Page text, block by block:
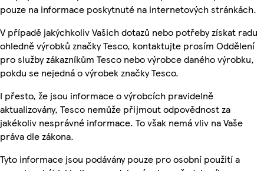
pouze na informace poskytnuté na internetových stránkách.
V případě jakýchkoliv Vašich dotazů nebo potřeby získat radu
ohledně výrobků značky Tesco, kontaktujte prosím Oddělení
pro služby zákazníkům Tesco nebo výrobce daného výrobku,
pokdu se nejedná o výrobek značky Tesco.
I přesto, že jsou informace o výrobcích pravidelně
aktualizovány, Tesco nemůže přijmout odpovědnost za
jakékoliv nesprávné informace. To však nemá vliv na Vaše
práva dle zákona.
Tyto informace jsou podávány pouze pro osobní použití a